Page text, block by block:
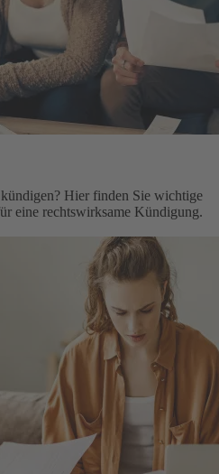
Hier finden Sie wichtige
eine rechtswirksame Kündigung.